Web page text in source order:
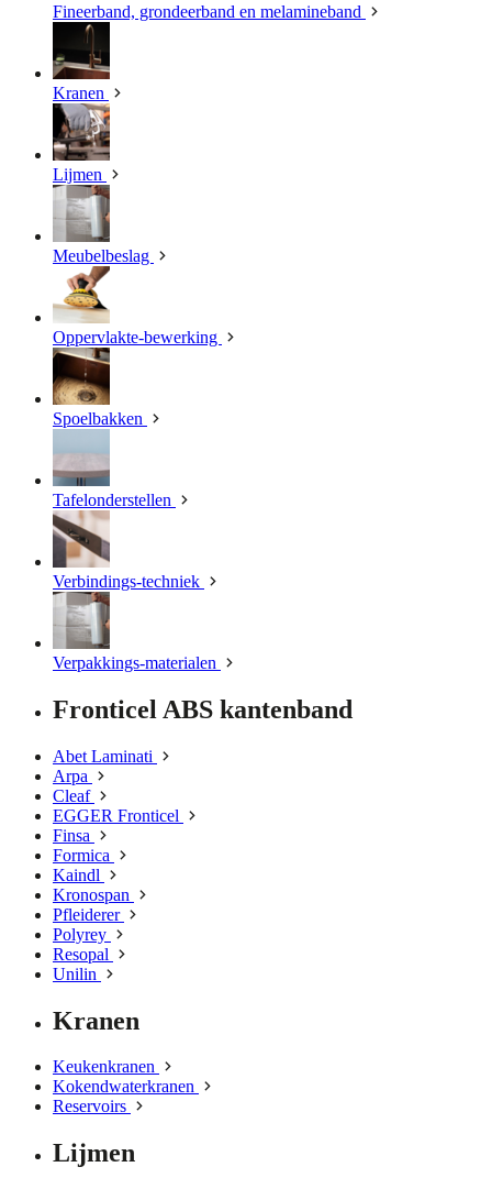
Fineerband, grondeerband en melamineband
Kranen
Lijmen
Meubelbeslag
Oppervlakte-bewerking
Spoelbakken
Tafelonderstellen
Verbindings-techniek
Verpakkings-materialen
Fronticel ABS kantenband
Abet Laminati
Arpa
Cleaf
EGGER Fronticel
Finsa
Formica
Kaindl
Kronospan
Pfleiderer
Polyrey
Resopal
Unilin
Kranen
Keukenkranen
Kokendwaterkranen
Reservoirs
Lijmen